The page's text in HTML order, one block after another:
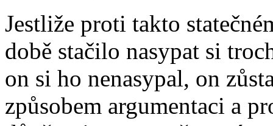
Jestliže proti takto
době stačilo nasypat si
on si ho nenasypal, on
způsobem argumentaci a